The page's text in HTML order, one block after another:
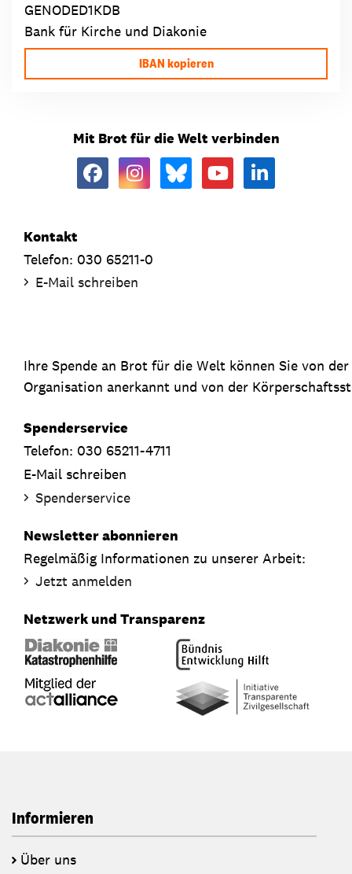
GENODED1KDB
Bank für Kirche und Diakonie
IBAN kopieren
Mit Brot für die Welt verbinden
Kontakt
Telefon: 030 65211-0
E-Mail schreiben
Ihre Spende an Brot für die Welt können Sie von
Organisation anerkannt und von der
Spenderservice
Telefon: 030 65211-4711
E-Mail schreiben
Spenderservice
Newsletter abonnieren
Regelmäßig Informationen zu unserer Arbeit:
Jetzt anmelden
Netzwerk und Transparenz
Informieren
Über uns